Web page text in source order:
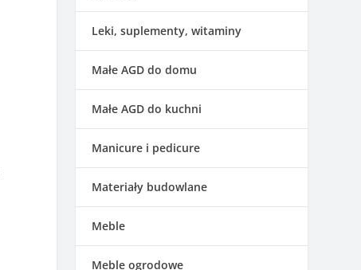
Leki, suplementy, witaminy
Małe AGD do domu
Małe AGD do kuchni
Manicure i pedicure
Materiały budowlane
Meble
Meble ogrodowe